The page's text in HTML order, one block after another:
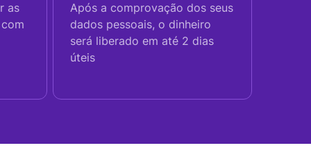
as
Após a comprovação dos seus
dados pessoais, o dinheiro
será liberado em até 2 dias
úteis